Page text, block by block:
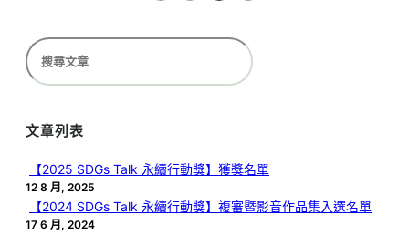
搜
尋
文章列表
【2025 SDGs Talk 永續行動獎】獲獎名單
12 8 月, 2025
【2024 SDGs Talk 永續行動獎】複審暨影音作品集入選名單
17 6 月, 2024